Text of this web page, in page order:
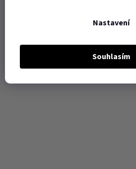
Nastavení
Souhlasím